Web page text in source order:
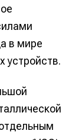
в мире
устройств.